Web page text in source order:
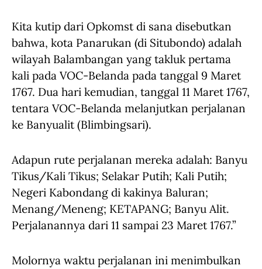
Kita kutip dari Opkomst di sana disebutkan
bahwa, kota Panarukan (di Situbondo) adalah
wilayah Balambangan yang takluk pertama
kali pada VOC-Belanda pada tanggal 9 Maret
1767. Dua hari kemudian, tanggal 11 Maret 1767,
tentara VOC-Belanda melanjutkan perjalanan
ke Banyualit (Blimbingsari).
Adapun rute perjalanan mereka adalah: Banyu
Tikus/Kali Tikus; Selakar Putih; Kali Putih;
Negeri Kabondang di kakinya Baluran;
Menang/Meneng; KETAPANG; Banyu Alit.
Perjalanannya dari 11 sampai 23 Maret 1767.”
Molornya waktu perjalanan ini menimbulkan